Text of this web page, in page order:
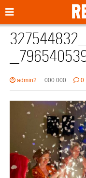
admin2 000 000 0